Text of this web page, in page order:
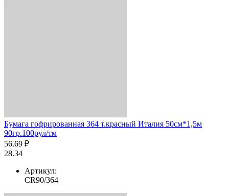
Бумага гофрированная 364 т.красный Италия 50см*1,5м
90гр.100рул/тм
56.69 ₽
28.34
Артикул:
CR90/364